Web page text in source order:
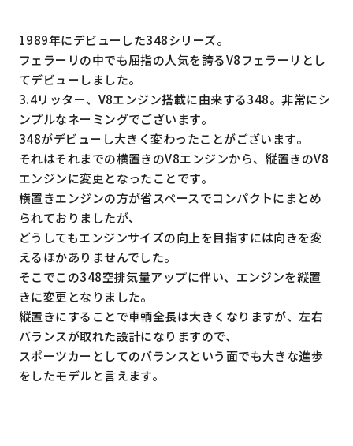
1989年にデビューした348シリーズ。
フェラーリの中でも屈指の人気を誇るV8フェラーリとし
てデビューしました。
3.4リッター、V8エンジン搭載に由来する348。非常にシ
ンプルなネーミングでございます。
348がデビューし大きく変わったことがございます。
それはそれまでの横置きのV8エンジンから、縦置きのV8
エンジンに変更となったことです。
横置きエンジンの方が省スペースでコンパクトにまとめ
られておりましたが、
どうしてもエンジンサイズの向上を目指すには向きを変
えるほかありませんでした。
そこでこの348空排気量アップに伴い、エンジンを縦置
きに変更となりました。
縦置きにすることで車輌全長は大きくなりますが、左右
バランスが取れた設計になりますので、
スポーツカーとしてのバランスという面でも大きな進歩
をしたモデルと言えます。